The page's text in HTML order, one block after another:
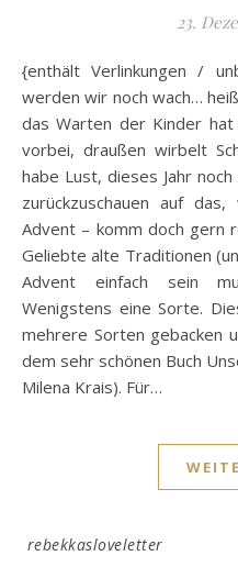
23.
{enthält Verlinkungen / unbeauftragte Werbung} Einmal
werden wir noch wach…
das Warten der Kinder
vorbei, draußen wirbelt
habe Lust, dieses Jahr
zurückzuschauen auf
Advent – komm doch gern
Geliebte alte Traditionen
Advent einfach sein
Wenigstens eine Sorte.
mehrere Sorten gebacken
dem sehr schönen Buch
Milena Krais). Für…
rebekkasloveletter